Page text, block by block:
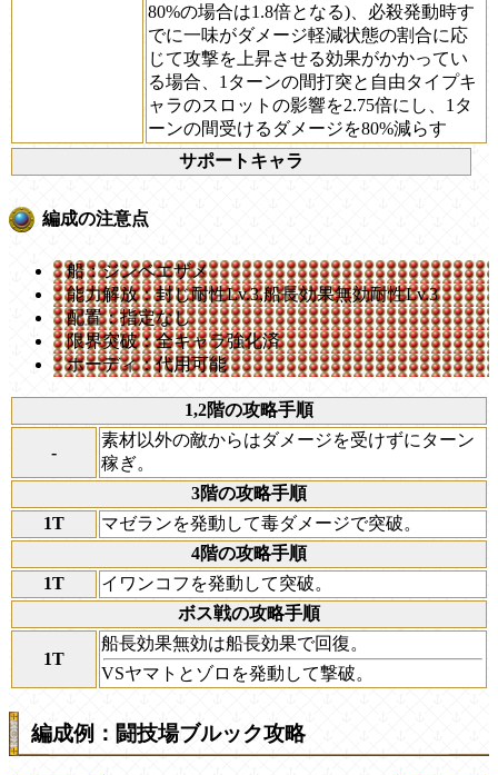
80%の場合は1.8倍となる)、必殺発動時す
でに一味がダメージ軽減状態の割合に応
じて攻撃を上昇させる効果がかかってい
る場合、1ターンの間打突と自由タイプキ
ャラのスロットの影響を2.75倍にし、1タ
ーンの間受けるダメージを80%減らす
サポートキャラ
編成の注意点
船：ジンベエザメ
能力解放：封じ耐性Lv.3,船長効果無効耐性Lv.3
配置：指定なし
限界突破：全キャラ強化済
ホーディ：代用可能
1,2階の攻略手順
-
素材以外の敵からはダメージを受けずにターン
稼ぎ。
3階の攻略手順
1T
マゼランを発動して毒ダメージで突破。
4階の攻略手順
1T
イワンコフを発動して突破。
ボス戦の攻略手順
1T
船長効果無効は船長効果で回復。
VSヤマトとゾロを発動して撃破。
編成例：闘技場ブルック攻略